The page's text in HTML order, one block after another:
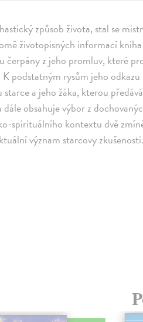
způsob života, stal se
životopisných informací
čerpány z jeho promluv, které
podstatným rysům jeho
a jeho žáka, kterou
obsahuje výbor z
spirituálního kontextu dvě
význam starcovy zkušenosti.